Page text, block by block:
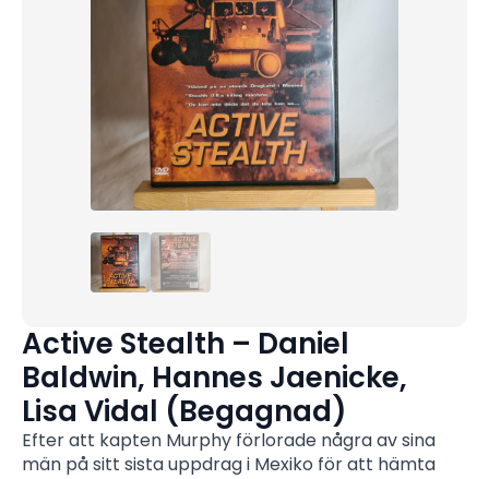
Active Stealth – Daniel
Baldwin, Hannes Jaenicke,
Lisa Vidal (Begagnad)
Efter att kapten Murphy förlorade några av sina
män på sitt sista uppdrag i Mexiko för att hämta